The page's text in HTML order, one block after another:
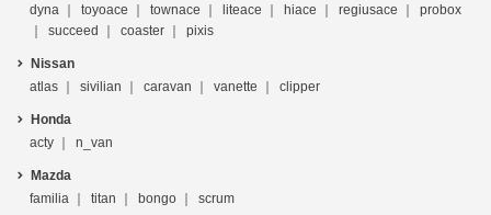
dyna
toyoace townace liteace hiace regiusace
probox
succeed
coaster pixis
Nissan
atlas
sivilian caravan vanette clipper
Honda
acty
n_van
Mazda
familia
titan bongo scrum